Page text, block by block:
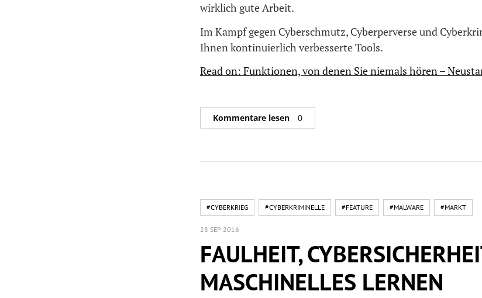
wirklich gute Arbeit.
Im Kampf gegen Cyberschmutz, Cyberperverse und
Ihnen kontinuierlich verbesserte Tools.
Read on: Funktionen, von denen Sie niemals hören –
Kommentare lesen 0
#CYBERKRIEG #CYBERKRIMINELLE #FEATURE #MALWARE #MARKT
28 SEP 2016
FAULHEIT,
MASCHINELLES LERNEN